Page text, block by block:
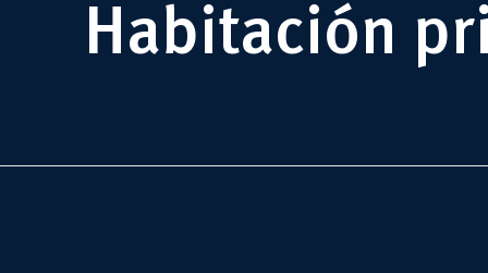
Habitación